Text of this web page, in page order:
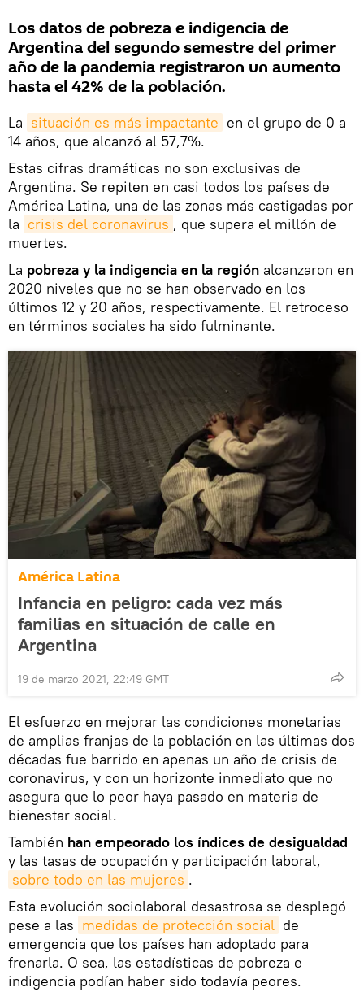
Los datos de pobreza e indigencia de
Argentina del segundo semestre del primer
año de la pandemia registraron un aumento
hasta el 42% de la población.
La situación es más impactante en el grupo de 0 a
14 años, que alcanzó al 57,7%.
Estas cifras dramáticas no son exclusivas de
Argentina. Se repiten en casi todos los países de
América Latina, una de las zonas más castigadas por
la crisis del coronavirus , que supera el millón de
muertes.
La pobreza y la indigencia en la región alcanzaron en
2020 niveles que no se han observado en los
últimos 12 y 20 años, respectivamente. El retroceso
en términos sociales ha sido fulminante.
América Latina
Infancia en peligro: cada vez más
familias en situación de calle en
Argentina
19 de marzo 2021, 22:49 GMT
El esfuerzo en mejorar las condiciones monetarias
de amplias franjas de la población en las últimas dos
décadas fue barrido en apenas un año de crisis de
coronavirus, y con un horizonte inmediato que no
asegura que lo peor haya pasado en materia de
bienestar social.
También han empeorado los índices de desigualdad
y las tasas de ocupación y participación laboral,
sobre todo en las mujeres .
Esta evolución sociolaboral desastrosa se desplegó
pese a las medidas de protección social de
emergencia que los países han adoptado para
frenarla. O sea, las estadísticas de pobreza e
indigencia podían haber sido todavía peores.